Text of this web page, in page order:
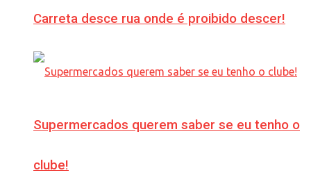
Carreta desce rua onde é proibido descer!
Supermercados querem saber se eu tenho o
clube!